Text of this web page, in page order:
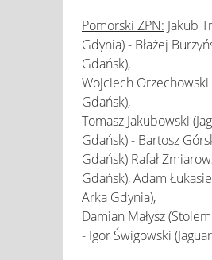
Pomorski ZPN: Jakub
Gdynia) - Błażej
Gdańsk),
Wojciech Orzechowski
Gdańsk),
Tomasz Jakubowski
Gdańsk) - Bartosz
Gdańsk) Rafał
Gdańsk), Adam
Arka Gdynia),
Damian Małysz
- Igor Świgowski